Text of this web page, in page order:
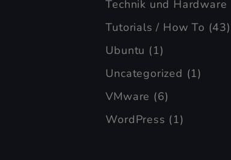
Technik und Hardware
Tutorials / How To (43)
Ubuntu (1)
Uncategorized (1)
VMware (6)
WordPress (1)